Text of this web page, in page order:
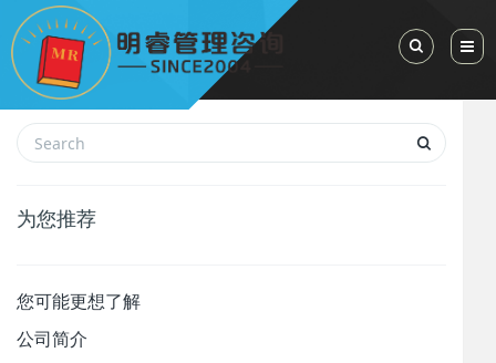
Toggle
为您推荐
您可能更想了解
公司简介